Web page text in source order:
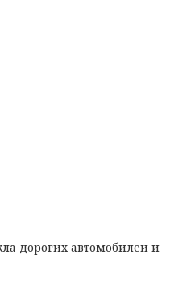
дорогих автомобилей и